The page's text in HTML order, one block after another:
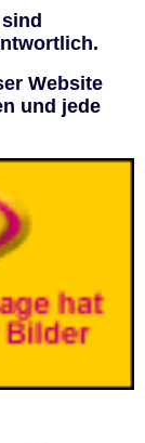
Website
und jede